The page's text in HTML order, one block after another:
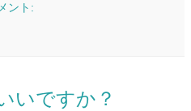
ント:
いですか？